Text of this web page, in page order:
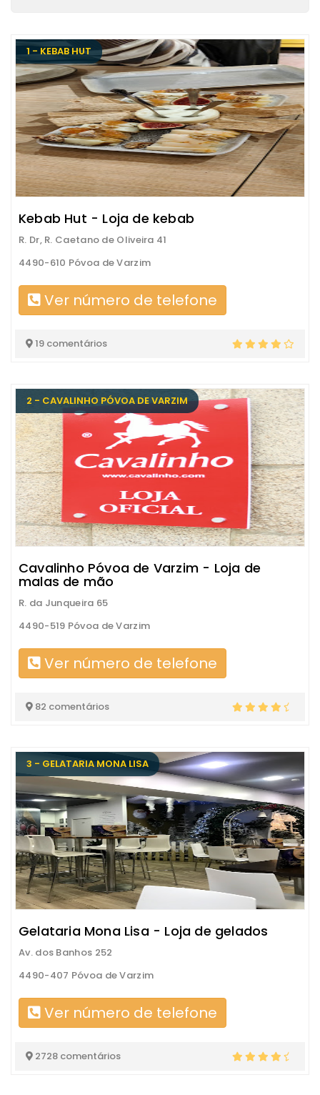
1 - KEBAB HUT
Kebab Hut - Loja de kebab
R. Dr, R. Caetano de Oliveira 41
4490-610 Póvoa de Varzim
Ver número de telefone
19 comentários
2 - CAVALINHO PÓVOA DE VARZIM
Cavalinho Póvoa de Varzim - Loja de
malas de mão
R. da Junqueira 65
4490-519 Póvoa de Varzim
Ver número de telefone
82 comentários
3 - GELATARIA MONA LISA
Gelataria Mona Lisa - Loja de gelados
Av. dos Banhos 252
4490-407 Póvoa de Varzim
Ver número de telefone
2728 comentários